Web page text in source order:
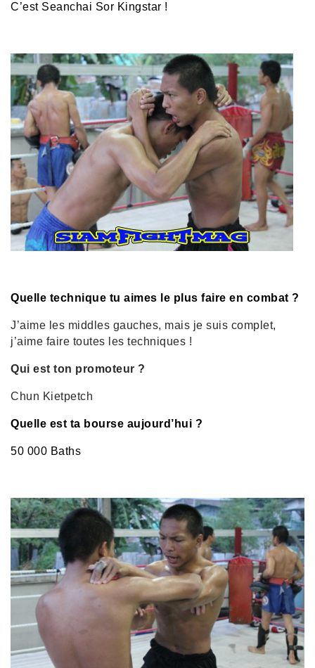
C’est Seanchai Sor Kingstar !
Quelle technique tu aimes le plus faire en combat ?
J’aime les middles gauches, mais je suis complet,
j’aime faire toutes les techniques !
Qui est ton promoteur ?
Chun Kietpetch
Quelle est ta bourse aujourd’hui ?
50 000 Baths